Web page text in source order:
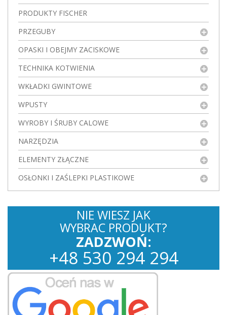
PRODUKTY FISCHER
PRZEGUBY
OPASKI I OBEJMY ZACISKOWE
TECHNIKA KOTWIENIA
WKŁADKI GWINTOWE
WPUSTY
WYROBY I ŚRUBY CALOWE
NARZĘDZIA
ELEMENTY ZŁĄCZNE
OSŁONKI I ZAŚLEPKI PLASTIKOWE
NIE WIESZ JAK
WYBRAC PRODUKT?
ZADZWOŃ:
+48 530 294 294